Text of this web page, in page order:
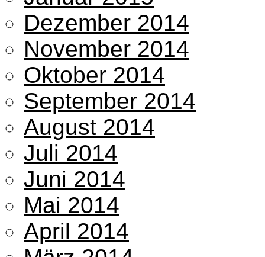
Dezember 2014
November 2014
Oktober 2014
September 2014
August 2014
Juli 2014
Juni 2014
Mai 2014
April 2014